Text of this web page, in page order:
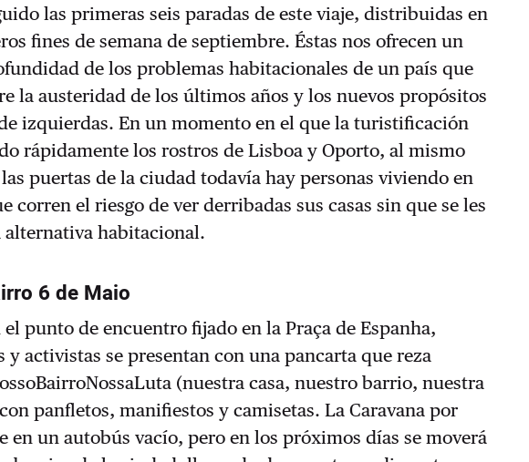
las primeras seis paradas de este viaje, distribuidas en
fines de semana de septiembre. Éstas nos ofrecen un
de los problemas habitacionales de un país que
la austeridad de los últimos años y los nuevos propósitos
izquierdas. En un momento en el que la turistificación
rápidamente los rostros de Lisboa y Oporto, al mismo
puertas de la ciudad todavía hay personas viviendo en
corren el riesgo de ver derribadas sus casas sin que se les
alternativa habitacional.
6 de Maio
punto de encuentro fijado en la Praça de Espanha,
y activistas se presentan con una pancarta que reza
(nuestra casa, nuestro barrio, nuestra
panfletos, manifiestos y camisetas. La Caravana por
en un autobús vacío, pero en los próximos días se moverá